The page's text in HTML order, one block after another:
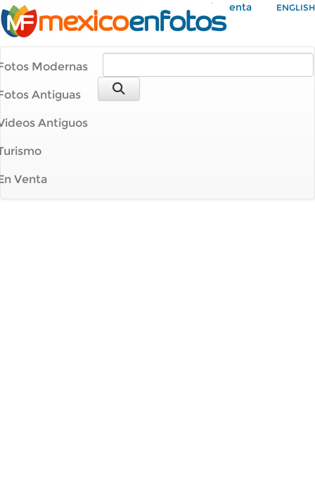
Mi Cuenta ENGLISH
Modernas
Antiguas
Antiguos
Venta